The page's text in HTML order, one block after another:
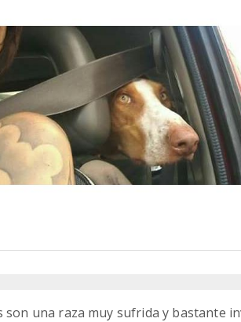
son una raza muy sufrida y bastante